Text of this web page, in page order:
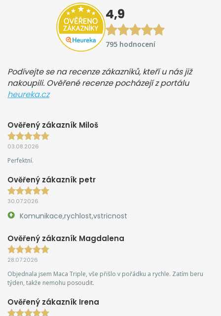
4,9
795 hodnocení
Podívejte se na recenze zákazníků, kteří u nás již
nakoupili. Ověřené recenze pocházejí z portálu
heureka.cz
Ověřený zákazník Miloš
03.08.2026
Perfektní.
Ověřený zákazník petr
30.07.2026
Komunikace,rychlost,vstricnost
Ověřený zákazník Magdalena
28.07.2026
Objednala jsem Maca Triple, vše přišlo v pořádku a rychle. Zatím beru
týden, takže nemohu posoudit.
Ověřený zákazník Irena